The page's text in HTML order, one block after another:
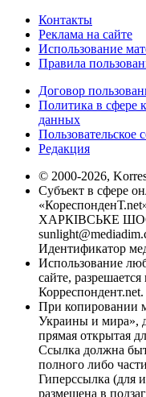
Контакты
Реклама на сайте
Использование
Правила
Договор
Политика в сфере
данных
Пользовательское
Редакция
© 2000-2026,
Субъект в сфере
ХАРКІВСЬКЕ
Идентификатор
Использование
сайте,
Корреспондент.net.
При копировании
Украины и мира»,
прямая открытая
Ссылка должна
полного либо
Гиперссылка (для
размещена в